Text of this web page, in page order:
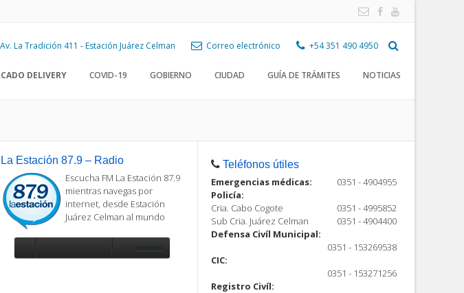
Av. La Tradición 411 - Estación Juárez Celman Correo electrónico +54 351 490 4950
DELIVERY COVID-19 GOBIERNO CIUDAD GUÍA DE TRÁMITES NOTICIAS
La Estación 87.9 – Radio
Escucha FM La Estación 87.9
mientras navegas por
internet, desde Estación
Juárez Celman al mundo
Teléfonos útiles
Emergencias médicas:
0351 - 4904955
Policía:
Cria. Cabo Cogote
0351 - 4995852
Sub Cria. Juárez Celman
0351 - 4904400
Defensa Civíl Municipal:
0351 - 153269538
CIC:
0351 - 153271256
Registro Civíl: